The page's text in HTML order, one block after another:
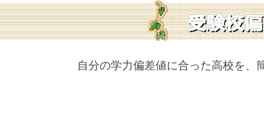
自分の学力偏差値に合った高校を、